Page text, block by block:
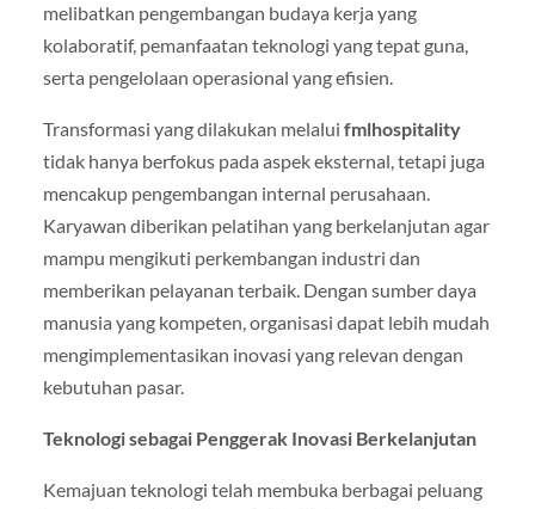
melibatkan pengembangan budaya kerja yang
kolaboratif, pemanfaatan teknologi yang tepat guna,
serta pengelolaan operasional yang efisien.
Transformasi yang dilakukan melalui fmlhospitality
tidak hanya berfokus pada aspek eksternal, tetapi juga
mencakup pengembangan internal perusahaan.
Karyawan diberikan pelatihan yang berkelanjutan agar
mampu mengikuti perkembangan industri dan
memberikan pelayanan terbaik. Dengan sumber daya
manusia yang kompeten, organisasi dapat lebih mudah
mengimplementasikan inovasi yang relevan dengan
kebutuhan pasar.
Teknologi sebagai Penggerak Inovasi Berkelanjutan
Kemajuan teknologi telah membuka berbagai peluang